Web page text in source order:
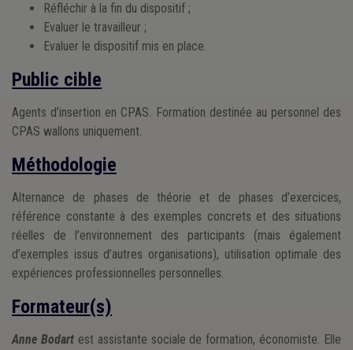
Réfléchir à la fin du dispositif ;
Evaluer le travailleur ;
Evaluer le dispositif mis en place.
Public cible
Agents d’insertion en CPAS. Formation destinée au personnel des
CPAS wallons uniquement.
Méthodologie
Alternance de phases de théorie et de phases d’exercices,
référence constante à des exemples concrets et des situations
réelles de l’environnement des participants (mais également
d’exemples issus d’autres organisations), utilisation optimale des
expériences professionnelles personnelles.
Formateur(s)
Anne Bodartest assistante sociale de formation, économiste. Elle